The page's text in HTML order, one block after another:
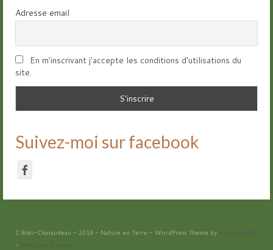
Adresse email
En m'inscrivant j'accepte les conditions d'utilisations du
site.
Suivez-moi sur facebook
C.Blet-Charaudeau - 2016 - Nature en Terre - WordPress Theme by
Kadence WP
- Mentions légales